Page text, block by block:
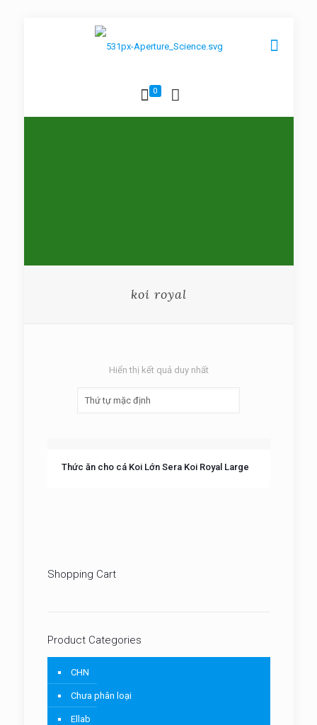
0
koi royal
Hiển thị kết quả duy nhất
Thức ăn cho cá Koi Lớn Sera Koi Royal Large
Shopping Cart
Product Categories
CHN
Chưa phân loại
Ellab